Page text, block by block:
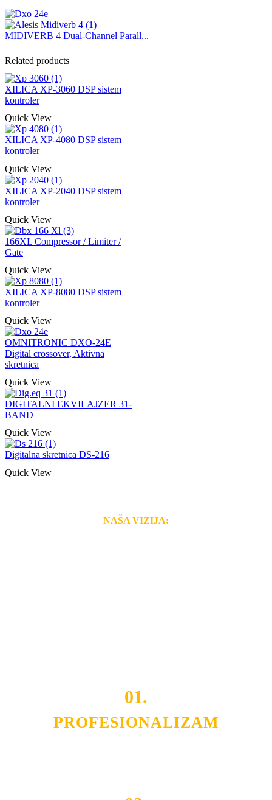
MIDIVERB 4 Dual-Channel Parall...
Related products
XILICA XP-3060 DSP sistem
kontroler
Quick View
XILICA XP-4080 DSP sistem
kontroler
Quick View
XILICA XP-2040 DSP sistem
kontroler
Quick View
166XL Compressor / Limiter /
Gate
Quick View
XILICA XP-8080 DSP sistem
kontroler
Quick View
OMNITRONIC DXO-24E
Digital crossover, Aktivna
skretnica
Quick View
DIGITALNI EKVILAJZER 31-
BAND
Quick View
Digitalna skretnica DS-216
Quick View
NAŠA VIZIJA:
01.
PROFESIONALIZAM